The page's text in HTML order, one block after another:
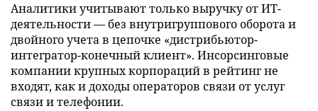
Аналитики учитывают только выручку от ИТ-
деятельности — без внутригруппового оборота и
двойного учета в цепочке «дистрибьютор-
интегратор-конечный клиент». Инсорсинговые
компании крупных корпораций в рейтинг не
входят, как и доходы операторов связи от услуг
связи и телефонии.